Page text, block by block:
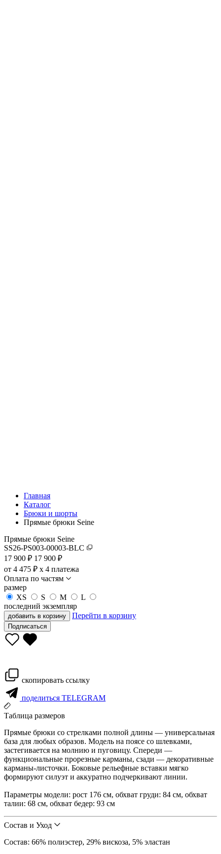
Главная
Каталог
Брюки и шорты
Прямые брюки Seine
Прямые брюки Seine
SS26-PS003-00003-BLC
17 900 ₽ 17 900 ₽
от 4 475 ₽ x 4 платежа
Оплата по частям
размер
XS
S M
L
последний экземпляр
добавить в корзину Перейти в корзину
Подписаться
скопировать ссылку
поделиться TELEGRAM
Таблица размеров
Прямые брюки со стрелками полной длины — универсальная
база для любых образов. Модель на поясе со шлевками,
застегивается на молнию и пуговицу. Спереди —
функциональные прорезные карманы, сзади — декоративные
карманы-листочки. Боковые рельефные вставки мягко
формируют силуэт и аккуратно подчеркивают линии.
Параметры модели: рост 176 см, обхват груди: 84 см, обхват
талии: 68 см, обхват бедер: 93 см
Состав и Уход
Состав: 66% полиэстер, 29% вискоза, 5% эластан